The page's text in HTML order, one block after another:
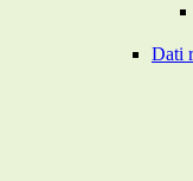
Dati